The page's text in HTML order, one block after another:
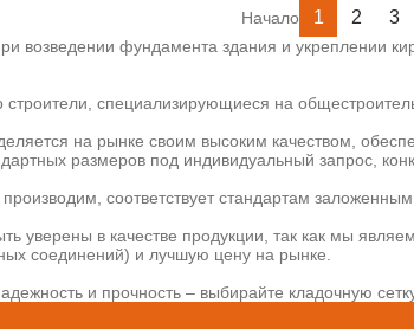
Начало 1 2 3
возведении фундамента здания и укреплении
специализирующиеся на
на рынке своим высоким качеством,
размеров под индивидуальный запрос,
соответствует стандартам
уверены в качестве продукции, так как мы
соединений) и лучшую цену на рынке.
и прочность – выбирайте кладочную